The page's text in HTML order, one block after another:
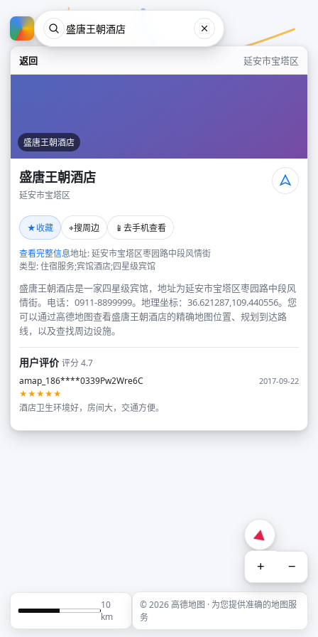
返回 延安市宝塔区
盛唐王朝酒店
盛唐王朝酒店
延安市宝塔区
★收藏 ⌖搜周边 📱 去手机查看
查看完整信息地址: 延安市宝塔区枣园路中段风情街
类型: 住宿服务;宾馆酒店;四星级宾馆
盛唐王朝酒店是一家四星级宾馆，地址为延安市宝塔区枣园路中段风
情街。电话：0911-8899999。地理坐标：36.621287,109.440556。您
可以通过高德地图查看盛唐王朝酒店的精确地图位置、规划到达路
线，以及查找周边设施。
用户评价评分 4.7
amap_186****0339Pw2Wre6C
2017-09-22
★★★★★
酒店卫生环境好，房间大，交通方便。
+ −
10
km
© 2026 高德地图 · 为您提供准确的地图服
务